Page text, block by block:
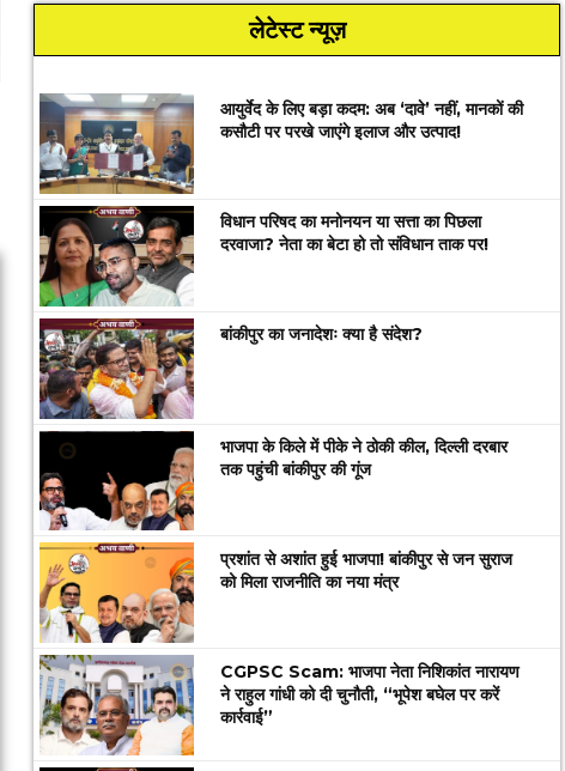
लेटेस्ट न्यूज़
आयुर्वेद के लिए बड़ा कदम: अब ‘दावे’ नहीं, मानकों की
कसौटी पर परखे जाएंगे इलाज और उत्पाद!
विधान परिषद का मनोनयन या सत्ता का पिछला
दरवाजा? नेता का बेटा हो तो संविधान ताक पर!
बांकीपुर का जनादेशः क्या है संदेश?
भाजपा के किले में पीके ने ठोकी कील, दिल्ली दरबार
तक पहुंची बांकीपुर की गूंज
प्रशांत से अशांत हुई भाजपा! बांकीपुर से जन सुराज
को मिला राजनीति का नया मंत्र
CGPSC Scam: भाजपा नेता निशिकांत नारायण
ने राहुल गांधी को दी चुनौती, “भूपेश बघेल पर करें
कार्रवाई”